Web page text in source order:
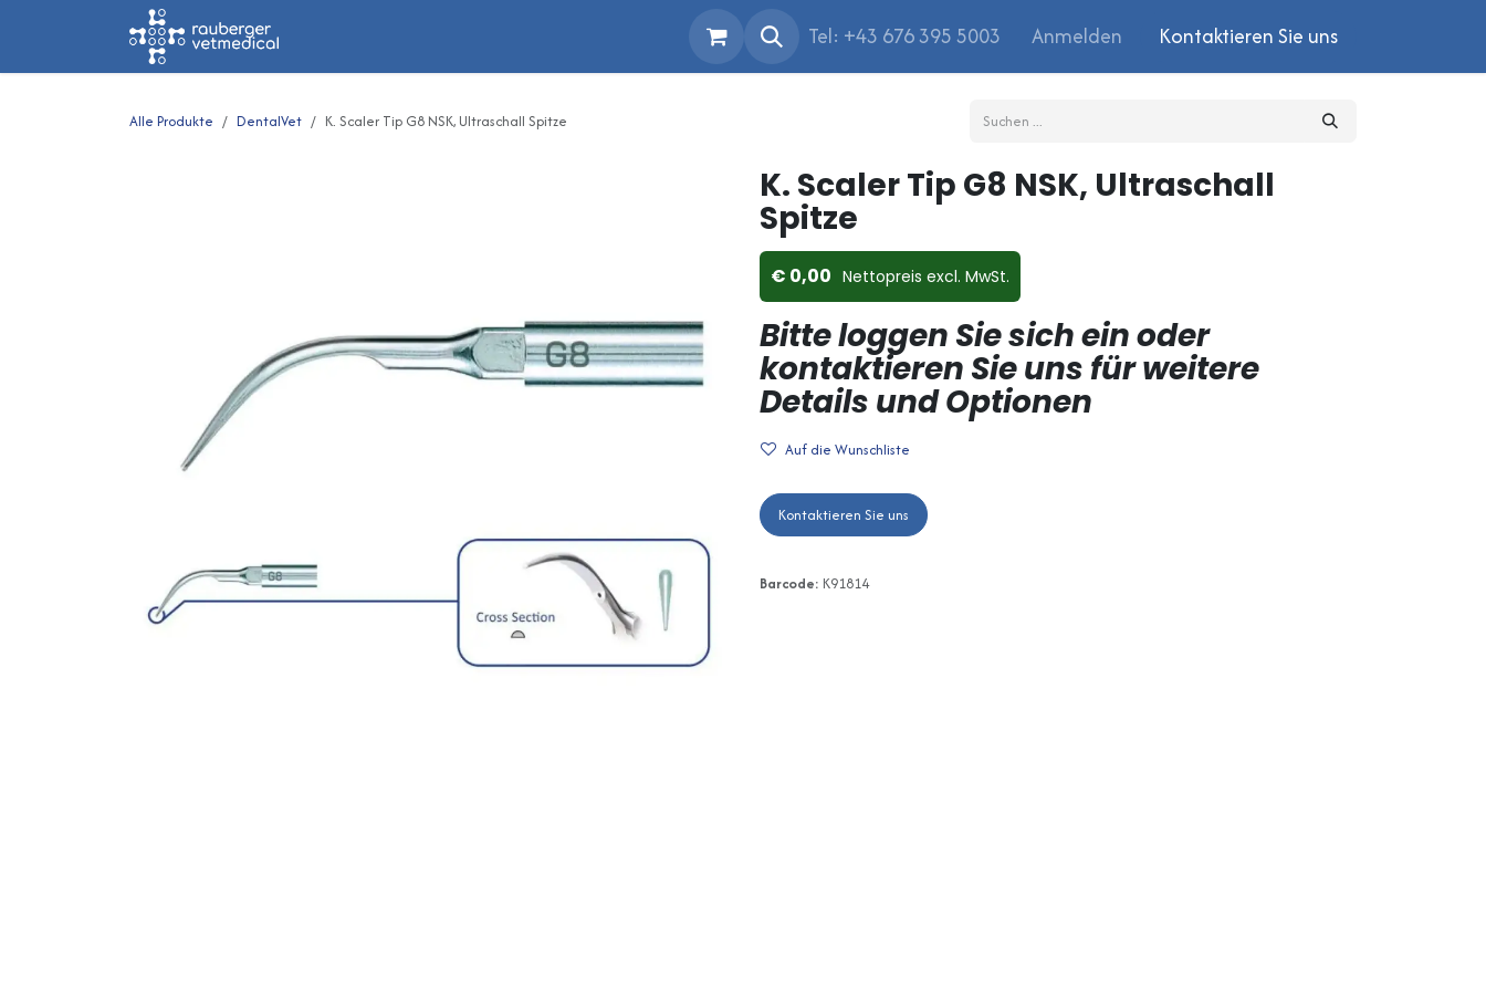
Tel: +43 676 395 5003 Anmelden Kontaktieren Sie uns
Alle Produkte DentalVet K. Scaler Tip G8 NSK, Ultraschall Spitze
K. Scaler Tip G8 NSK, Ultraschall
Spitze
0,00 Nettopreis ex​cl. MwSt.
Bitte loggen Sie sich ein oder
kontaktieren Sie uns für weitere
Details und Optionen
Auf die Wunschliste
Kontaktieren Sie uns
Barcode: K91814